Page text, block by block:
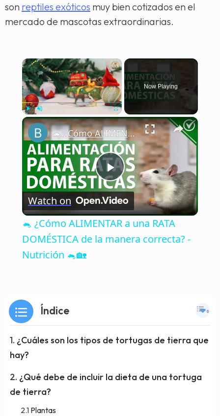
son reptiles exóticos muy bien cotizados en el
mercado de mascotas extraordinarias.
×
Play Unmute Fullscreen
Now Playing
×
Play
Video
🐁 ¿Cómo ALIMENTAR a una RATA DOMÉSTICA de la manera correcta? - Nutrición 🐁🏡
Watch on
🐁 ¿Cómo ALIMENTAR a una RATA
DOMÉSTICA de la manera correcta? -
Nutrición 🐁🏡
Índice
¿Cuáles son los tipos de tortugas de tierra que
hay?
¿Qué debe de incluir la dieta de una tortuga
de tierra?
Plantas